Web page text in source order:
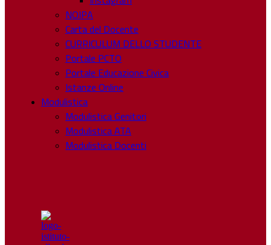
NOIPA
Carta del Docente
CURRICULUM DELLO STUDENTE
Portale PCTO
Portale Educazione Civica
Istanze Online
Modulistica
Modulistica Genitori
Modulistica ATA
Modulistica Docenti